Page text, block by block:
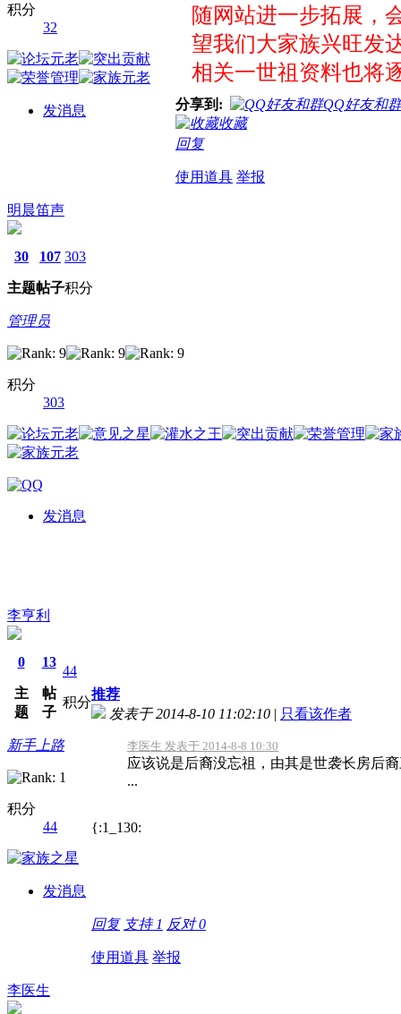
积分
32
发消息
随网站进一步拓展，
望我们大家族兴旺发
相关一世祖资料也将
分享到:
QQ好友和群
收藏
回复
使用道具 举报
明晨笛声
30
主题
107
帖子
303
积分
管理员
积分
303
发消息
李亨利
0
主
题
13
帖
子
44
积分
新手上路
积分
44
发消息
推荐
发表于 2014-8-10 11:02:10 | 只看该作者
李医生 发表于 2014-8-8 10:30
应该说是后裔没忘祖，由其是世袭长房后
...
{:1_130:
回复 支持 1 反对0
使用道具 举报
李医生